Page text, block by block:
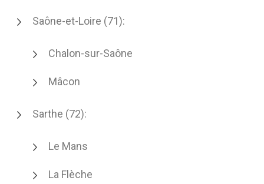
Saône-et-Loire (71):
Chalon-sur-Saône
Mâcon
Sarthe (72):
Le Mans
La Flèche